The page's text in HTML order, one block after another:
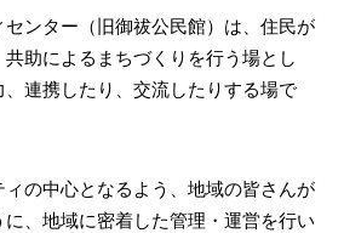
ンター（旧御祓公民館）は、住民が
助によるまちづくりを行う場とし
連携したり、交流したりする場で
の中心となるよう、地域の皆さんが
、地域に密着した管理・運営を行い